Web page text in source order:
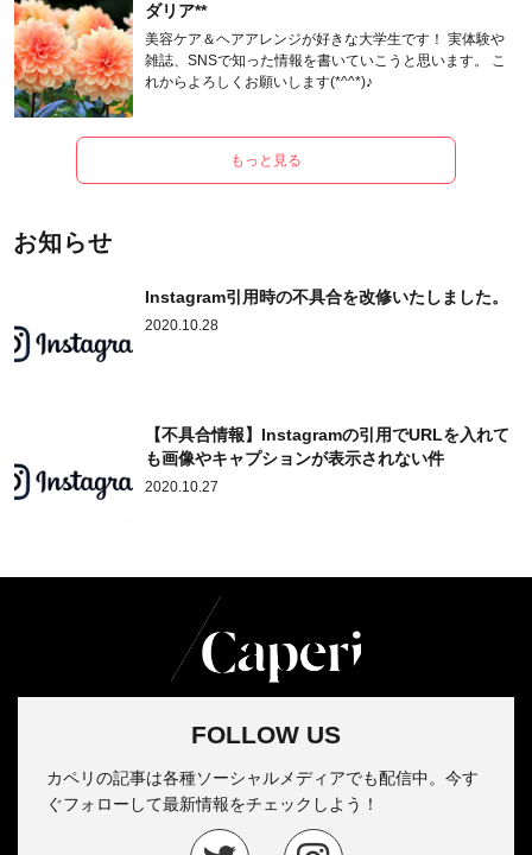
ダリア**
美容ケア＆ヘアアレンジが好きな大学生です！ 実体験や
雑誌、SNSで知った情報を書いていこうと思います。 こ
れからよろしくお願いします(*^^*)♪
もっと見る
お知らせ
Instagram引用時の不具合を改修いたしました。
2020.10.28
【不具合情報】Instagramの引用でURLを入れて
も画像やキャプションが表示されない件
2020.10.27
FOLLOW US
カペリの記事は各種ソーシャルメディアでも配信中。今す
ぐフォローして最新情報をチェックしよう！